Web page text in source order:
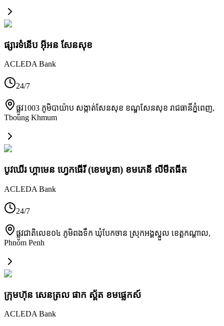
ផ្សារទំនើប អ៊ីអន សែនសុខ
ACLEDA Bank
24/7
ផ្លូវ1003 ភូមិបាយ៉ាប សង្កាត់សែនសុខ ខណ្ឌសែនសុខ រាជធានីភ្នំពេញ,
Tboung Khmum
បូវឃើរ ហ្គាមេន ហ្វេកធើរី (ខេមបូឌា) ខមភេនី លីមីតធីត
ACLEDA Bank
24/7
ផ្លូវជាតិលេខ០៤ ភូមិពងទឹក ឃុំបែកចាន​ ស្រុកអង្គស្នួល ខេត្តកណ្តាល,
Phnom Penh
ក្រុមហ៊ុន សេនត្រល ផាក ស្ព័ត ខមផ្លេកស៍
ACLEDA Bank